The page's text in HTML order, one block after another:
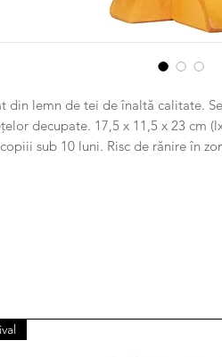
din lemn de tei de înaltă calitate.
decupate. 17,5 x 11,5 x 23 cm
sub 10 luni. Risc de rănire în